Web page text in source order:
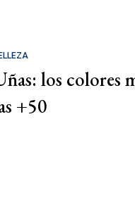
los colores
+50